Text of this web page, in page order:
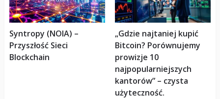
Syntropy (NOIA) –
Przyszłość Sieci
Blockchain
„Gdzie najtaniej kupić
Bitcoin? Porównujemy
prowizje 10
najpopularniejszych
kantorów” – czysta
użyteczność.